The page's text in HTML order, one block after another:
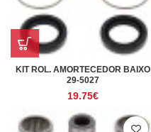
KIT ROL. AMORTECEDOR BAIXO
29-5027
19.75€